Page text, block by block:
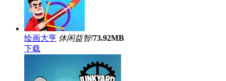
绘画大亨 休闲益智/73.92MB
下载